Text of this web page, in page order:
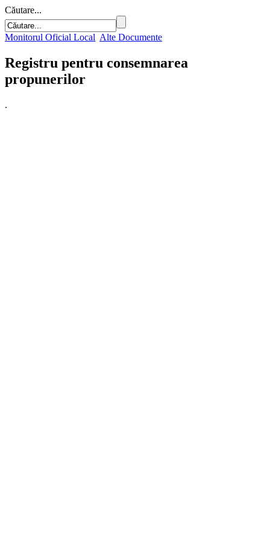
Căutare...
Monitorul Oficial Local Alte Documente
Registru pentru consemnarea
propunerilor
.